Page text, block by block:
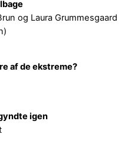
og Laura Grummesgaard
af de ekstreme?
igen